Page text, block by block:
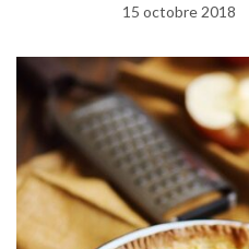
15 octobre 2018